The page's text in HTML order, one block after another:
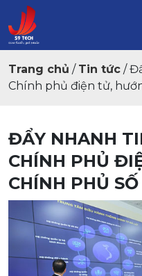
Trang chủ / Tin tức /
Chính phủ điện tử,
ĐẨY NHANH
CHÍNH PHỦ
CHÍNH PHỦ SỐ